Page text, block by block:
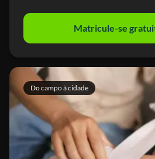
Matricule-se
Do campo à cidade